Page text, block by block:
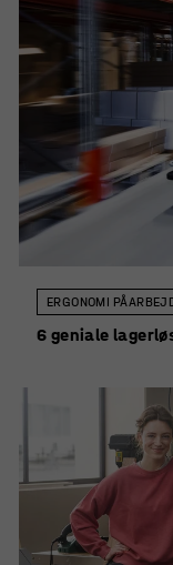
ERGONOMI PÅ
6 geniale